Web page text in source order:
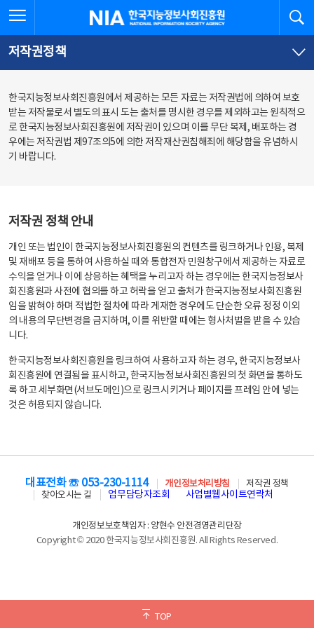
문
로
가
체
뉴
바
가
한국지능정보사회진흥원
저작권정책
한국지능정보사회진흥원에서 제공하는 모든 자료는 저작권법에 의하여 보호
받는 저작물로서 별도의 표시 도는 출처를 명시한 경우를 제외하고는 원칙적으
로 한국지능정보사회진흥원에 저작권이 있으며 이를 무단 복제, 배포하는 경
우에는 저작권법 제97조의5에 의한 저작재산권침해죄에 해당함을 유념하시
기 바랍니다.
저작권 정책 안내
개인 또는 법인이 한국지능정보사회진흥원의 컨텐츠를 링크하거나 인용, 복제
및 재배포 등을 통하여 사용하실 때와 통합전자 민원창구에서 제공하는 자료로
수익을 얻거나 이에 상응하는 혜택을 누리고자 하는 경우에는 한국지능정보사
회진흥원과 사전에 협의를 하고 허락을 얻고 출처가 한국지능정보사회진흥원
임을 밝혀야 하며 적법한 절차에 따라 게재한 경우에도 단순한 오류 정정 이외
의 내용의 무단변경을 금지하며, 이를 위반할 때에는 형사처벌을 받을 수 있습
니다.
한국지능정보사회진흥원을 링크하여 사용하고자 하는 경우, 한국지능정보사
회진흥원에 연결됨을 표시하고, 한국지능정보사회진흥원의 첫 화면을 통하도
록 하고 세부화면(서브도메인)으로 링크시키거나 페이지를 프레임 안에 넣는
것은 허용되지 않습니다.
TOP
대표전화 ☏ 053-230-1114 개인정보처리방침
저작권 정책
찾아오시는 길
업무담당자조회 사업별웹사이트연락처
개인정보보호책임자 : 양현수 안전경영관리단장
Copyright © 2020 한국지능정보사회진흥원. All Rights Reserved.